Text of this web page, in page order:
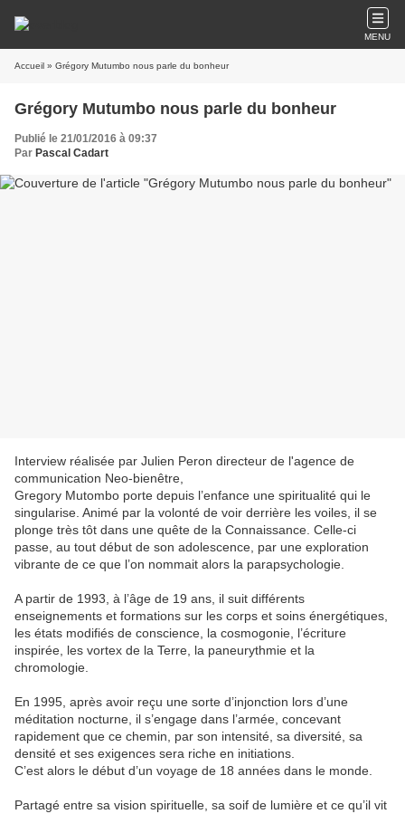
MENU
Accueil » Grégory Mutumbo nous parle du bonheur
Grégory Mutumbo nous parle du bonheur
Publié le 21/01/2016 à 09:37
Par Pascal Cadart
Interview réalisée par Julien Peron directeur de l'agence de
communication Neo-bienêtre,
Gregory Mutombo porte depuis l’enfance une spiritualité qui le
singularise. Animé par la volonté de voir derrière les voiles, il se
plonge très tôt dans une quête de la Connaissance. Celle-ci
passe, au tout début de son adolescence, par une exploration
vibrante de ce que l’on nommait alors la parapsychologie.
A partir de 1993, à l’âge de 19 ans, il suit différents
enseignements et formations sur les corps et soins énergétiques,
les états modifiés de conscience, la cosmogonie, l’écriture
inspirée, les vortex de la Terre, la paneurythmie et la
chromologie.
En 1995, après avoir reçu une sorte d’injonction lors d’une
méditation nocturne, il s’engage dans l’armée, concevant
rapidement que ce chemin, par son intensité, sa diversité, sa
densité et ses exigences sera riche en initiations.
C’est alors le début d’un voyage de 18 années dans le monde.
Partagé entre sa vision spirituelle, sa soif de lumière et ce qu’il vit